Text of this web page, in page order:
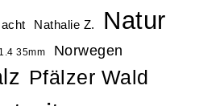
Nathalie Z. Natur
35mm Norwegen
Pfälzer Wald